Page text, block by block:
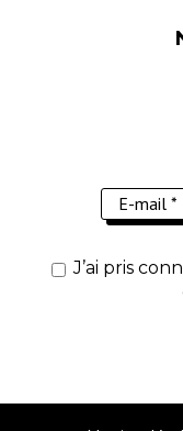
J’ai pris